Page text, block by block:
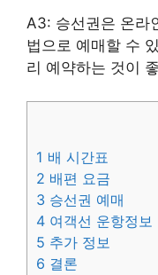
A3: 승선권은 온라
법으로 예매할 수
리 예약하는 것이
1 배 시간표
2 배편 요금
3 승선권 예매
4 여객선 운항정보
5 추가 정보
6 결론